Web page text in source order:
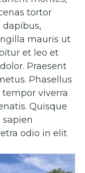
tortor
mauris ut
et leo et
Praesent
Phasellus
viverra
Quisque
sapien
odio in elit